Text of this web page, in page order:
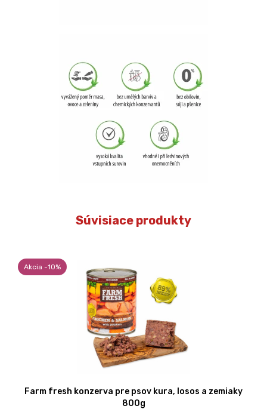
Súvisiace produkty
Akcia -10%
Farm fresh konzerva pre psov kura, losos a zemiaky
800g